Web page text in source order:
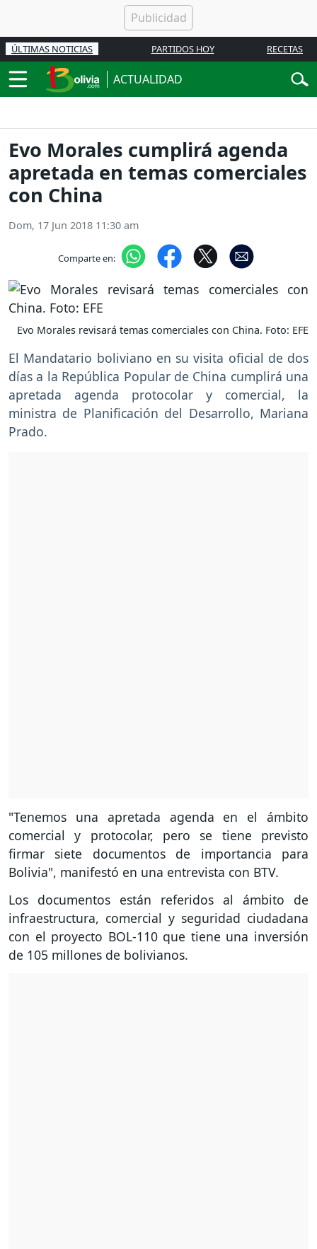
ÚLTIMAS NOTICIAS PARTIDOS HOY RECETAS
ACTUALIDAD
Evo Morales cumplirá agenda
apretada en temas comerciales
con China
Dom, 17 Jun 2018 11:30 am
Comparte en:
Evo Morales revisará temas comerciales con China. Foto: EFE
El Mandatario boliviano en su visita oficial de dos
días a la República Popular de China cumplirá una
apretada agenda protocolar y comercial, la
ministra de Planificación del Desarrollo, Mariana
Prado.
"Tenemos una apretada agenda en el ámbito
comercial y protocolar, pero se tiene previsto
firmar siete documentos de importancia para
Bolivia", manifestó en una entrevista con BTV.
Los documentos están referidos al ámbito de
infraestructura, comercial y seguridad ciudadana
con el proyecto BOL-110 que tiene una inversión
de 105 millones de bolivianos.